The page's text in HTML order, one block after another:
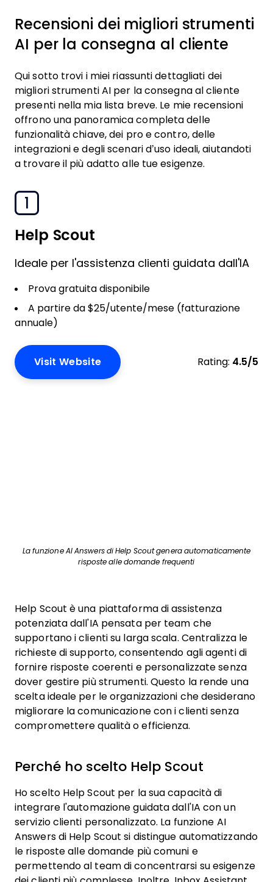
Recensioni dei migliori strumenti
AI per la consegna al cliente
Qui sotto trovi i miei riassunti dettagliati dei
migliori strumenti AI per la consegna al cliente
presenti nella mia lista breve. Le mie recensioni
offrono una panoramica completa delle
funzionalità chiave, dei pro e contro, delle
integrazioni e degli scenari d’uso ideali, aiutandoti
a trovare il più adatto alle tue esigenze.
1
Help Scout
Ideale per l'assistenza clienti guidata dall'IA
Prova gratuita disponibile
A partire da $25/utente/mese (fatturazione
annuale)
Visit Website Rating: 4.5/5
La funzione AI Answers di Help Scout genera automaticamente
risposte alle domande frequenti
Help Scout è una piattaforma di assistenza
potenziata dall'IA pensata per team che
supportano i clienti su larga scala. Centralizza le
richieste di supporto, consentendo agli agenti di
fornire risposte coerenti e personalizzate senza
dover gestire più strumenti. Questo la rende una
scelta ideale per le organizzazioni che desiderano
migliorare la comunicazione con i clienti senza
compromettere qualità o efficienza.
Perché ho scelto Help Scout
Ho scelto Help Scout per la sua capacità di
integrare l'automazione guidata dall'IA con un
servizio clienti personalizzato. La funzione AI
Answers di Help Scout si distingue automatizzando
le risposte alle domande più comuni e
permettendo al team di concentrarsi su esigenze